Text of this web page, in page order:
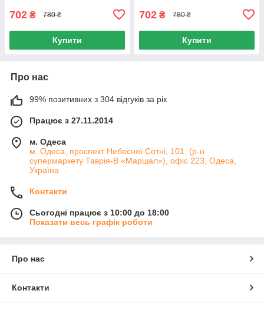
702 ₴ 780 ₴
Купити
702 ₴ 780 ₴
Купити
Про нас
99% позитивних з 304 відгуків за рік
Працює з 27.11.2014
м. Одеса
м. Одеса, проспект Небесної Сотні, 101, (р-н
супермаркету Таврія-В «Маршал»), офіс 223, Одеса,
Україна
Контакти
Сьогодні працює з 10:00 до 18:00
Показати весь графік роботи
Про нас
Контакти